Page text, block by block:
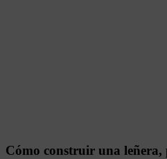
Cómo construir una leñera,